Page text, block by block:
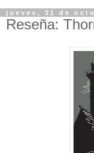
jueves, 31 de
Reseña: